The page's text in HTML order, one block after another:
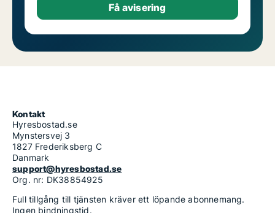
Kontakt
Hyresbostad.se
Mynstersvej 3
1827 Frederiksberg C
Danmark
support@hyresbostad.se
Org. nr: DK38854925
Full tillgång till tjänsten kräver ett löpande abonnemang.
Ingen bindningstid.